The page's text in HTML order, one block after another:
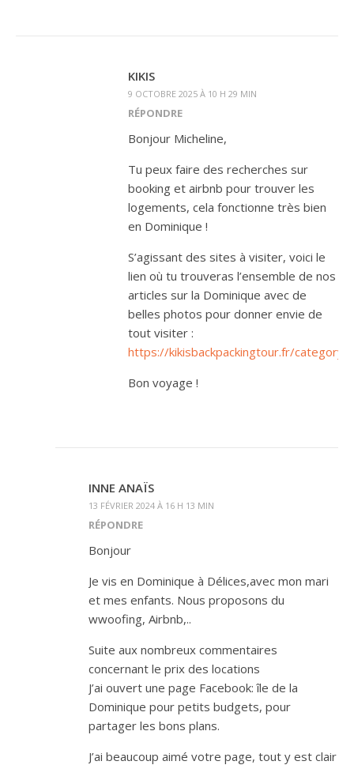
KIKIS
9 OCTOBRE 2025 À 10 H 29 MIN
RÉPONDRE
Bonjour Micheline,
Tu peux faire des recherches sur
booking et airbnb pour trouver les
logements, cela fonctionne très bien
en Dominique !
S’agissant des sites à visiter, voici le
lien où tu trouveras l’ensemble de nos
articles sur la Dominique avec de
belles photos pour donner envie de
tout visiter :
https://kikisbackpackingtour.fr/category/
Bon voyage !
INNE ANAÏS
13 FÉVRIER 2024 À 16 H 13 MIN
RÉPONDRE
Bonjour
Je vis en Dominique à Délices,avec mon mari
et mes enfants. Nous proposons du
wwoofing, Airbnb,..
Suite aux nombreux commentaires
concernant le prix des locations
J’ai ouvert une page Facebook: île de la
Dominique pour petits budgets, pour
partager les bons plans.
J’ai beaucoup aimé votre page, tout y est clair